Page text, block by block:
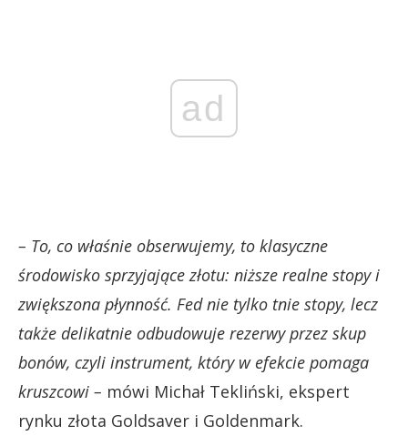
ad
– To, co właśnie obserwujemy, to klasyczne
środowisko sprzyjające złotu: niższe realne stopy i
zwiększona płynność. Fed nie tylko tnie stopy, lecz
także delikatnie odbudowuje rezerwy przez skup
bonów, czyli instrument, który w efekcie pomaga
kruszcowi – mówi Michał Tekliński, ekspert
rynku złota Goldsaver i Goldenmark.